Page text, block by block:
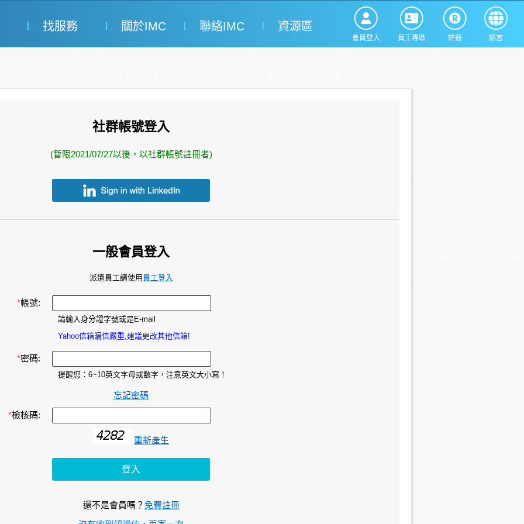
會員登入 員工專區 註冊 語言
找服務 關於IMC 聯絡IMC 資源區
社群帳號登入
(暫限2021/07/27以後，以社群帳號註冊者)
一般會員登入
派遣員工請使用 員工登入
*帳號:
請輸入身分證字號或是E-mail
Yahoo信箱漏信嚴重,建議更改其他信箱!
*密碼:
提醒您：6~10英文字母或數字，注意英文大小寫！
忘記密碼
*檢核碼:
重新產生
還不是會員嗎？ 免費註冊